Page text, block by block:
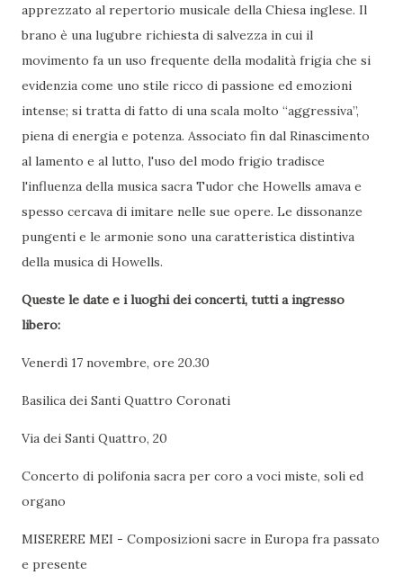
apprezzato al repertorio musicale della Chiesa inglese. Il
brano è una lugubre richiesta di salvezza in cui il
movimento fa un uso frequente della modalità frigia che si
evidenzia come uno stile ricco di passione ed emozioni
intense; si tratta di fatto di una scala molto “aggressiva”,
piena di energia e potenza. Associato fin dal Rinascimento
al lamento e al lutto, l'uso del modo frigio tradisce
l'influenza della musica sacra Tudor che Howells amava e
spesso cercava di imitare nelle sue opere. Le dissonanze
pungenti e le armonie sono una caratteristica distintiva
della musica di Howells.
Queste le date e i luoghi dei concerti, tutti a ingresso
libero:
Venerdì 17 novembre, ore 20.30
Basilica dei Santi Quattro Coronati
Via dei Santi Quattro, 20
Concerto di polifonia sacra per coro a voci miste, soli ed
organo
MISERERE MEI - Composizioni sacre in Europa fra passato
e presente